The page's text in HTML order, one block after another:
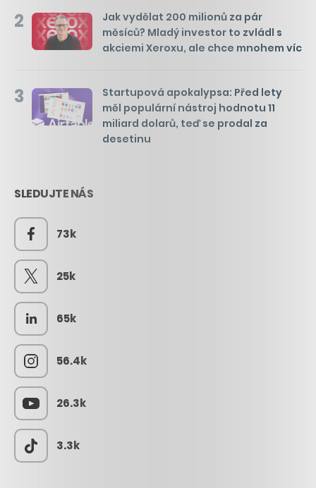
2
Jak vydělat 200 milionů za pár
měsíců? Mladý investor to zvládl s
akciemi Xeroxu, ale chce mnohem víc
3
Startupová apokalypsa: Před lety
měl populární nástroj hodnotu 11
miliard dolarů, teď se prodal za
desetinu
SLEDUJTE NÁS
73k
25k
65k
56.4k
26.3k
3.3k